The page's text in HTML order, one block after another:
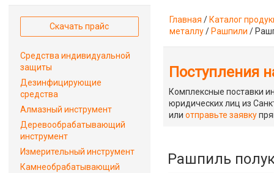
Главная / Каталог
металлу/ Рашпили /
Поступления
Комплексные поставки
юридических лиц из
илиотправьте заявку
Рашпиль
Скачать прайс
Средства индивидуальной
защиты
Дезинфицирующие
средства
Алмазный инструмент
Деревообрабатывающий
инструмент
Измерительный инструмент
Камнеобрабатывающий